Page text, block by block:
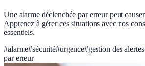
Une alarme déclenchée par erreur peut
Apprenez à gérer ces situations avec nos
essentiels.
#alarme#sécurité#urgence#gestion des alertes
par erreur